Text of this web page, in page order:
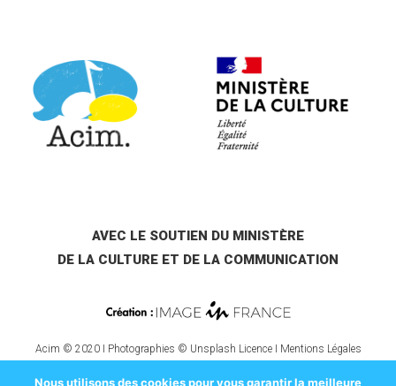
AVEC LE SOUTIEN DU MINISTÈRE
DE LA CULTURE ET DE LA COMMUNICATION
Acim © 2020 I Photographies © Unsplash Licence I Mentions Légales
Nous utilisons des cookies pour vous garantir la meilleure